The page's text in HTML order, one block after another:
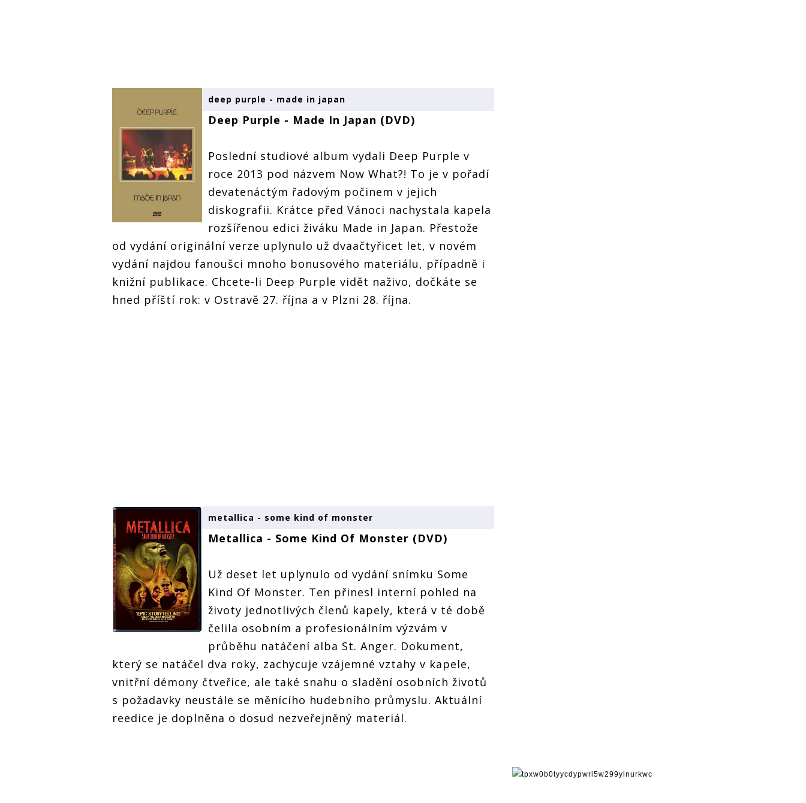
deep purple - made in japan
Deep Purple - Made In Japan (DVD)
Poslední studiové album vydali Deep Purple v
roce 2013 pod názvem Now What?! To je v pořadí
devatenáctým řadovým počinem v jejich
diskografii. Krátce před Vánoci nachystala kapela
rozšířenou edici živáku Made in Japan. Přestože
od vydání originální verze uplynulo už dvaačtyřicet let, v novém
vydání najdou fanoušci mnoho bonusového materiálu, případně i
knižní publikace. Chcete-li Deep Purple vidět naživo, dočkáte se
hned příští rok: v Ostravě 27. října a v Plzni 28. října.
metallica - some kind of monster
Metallica - Some Kind Of Monster (DVD)
Už deset let uplynulo od vydání snímku Some
Kind Of Monster. Ten přinesl interní pohled na
životy jednotlivých členů kapely, která v té době
čelila osobním a profesionálním výzvám v
průběhu natáčení alba St. Anger. Dokument,
který se natáčel dva roky, zachycuje vzájemné vztahy v kapele,
vnitřní démony čtveřice, ale také snahu o sladění osobních životů
s požadavky neustále se měnícího hudebního průmyslu. Aktuální
reedice je doplněna o dosud nezveřejněný materiál.